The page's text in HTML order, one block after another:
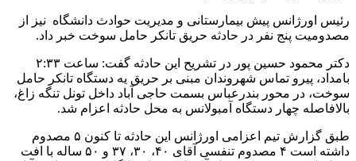
رئیس اورژانس پیش بیمارستانی و مدیریت حوادث دانشگاه نیز از
مصدومیت پنج نفر در حادثه حریق تانکر حامل سوخت خبر داد.
دکتر محمود حسین پور در تشریح این حادثه گفت: ساعت ۲:۳۳
بامداد، پیرو تماس شهروندان مبنی بر حریق یه دستگاه تانکر حامل
سوخت، در محور بندرعباس بسمت حاجی آباد داخل تونل تنگه زاغ،
بالافاصله چهار دستگاه آمبولانس به محل حادثه اعزام شد.
طبق گزارش تیم اعزامی اورژانس این حادثه تا کنون ۵ مصدوم
داشته است ۴ مصدوم تنفسی آقای ۴۰، ۳۰، ۳۷ و ۵۰ ساله با افت